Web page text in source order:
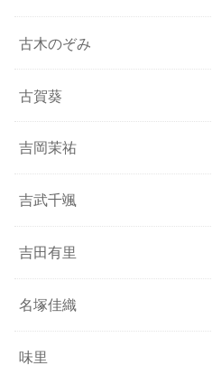
古木のぞみ
古賀葵
吉岡茉祐
吉武千颯
吉田有里
名塚佳織
味里